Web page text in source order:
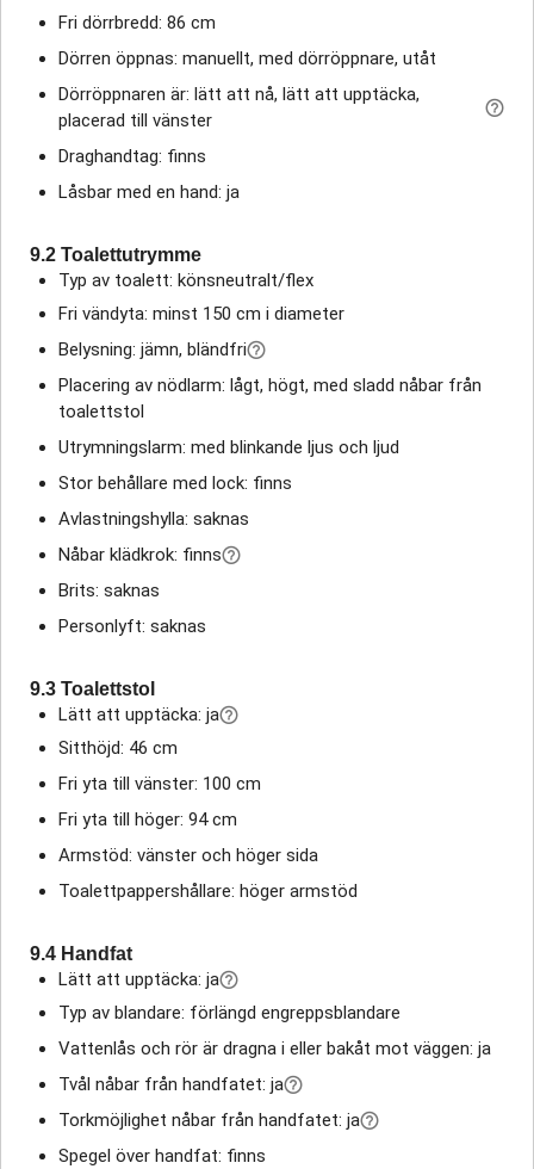
Fri dörrbredd: 86 cm
Dörren öppnas: manuellt, med dörröppnare, utåt
Dörröppnaren är: lätt att nå, lätt att upptäcka,
placerad till vänster
Draghandtag: finns
Låsbar med en hand: ja
9.2 Toalettutrymme
Typ av toalett: könsneutralt/flex
Fri vändyta: minst 150 cm i diameter
Belysning: jämn, bländfri
Placering av nödlarm: lågt, högt, med sladd nåbar från
toalettstol
Utrymningslarm: med blinkande ljus och ljud
Stor behållare med lock: finns
Avlastningshylla: saknas
Nåbar klädkrok: finns
Brits: saknas
Personlyft: saknas
9.3 Toalettstol
Lätt att upptäcka: ja
Sitthöjd: 46 cm
Fri yta till vänster: 100 cm
Fri yta till höger: 94 cm
Armstöd: vänster och höger sida
Toalettpappershållare: höger armstöd
9.4 Handfat
Lätt att upptäcka: ja
Typ av blandare: förlängd engreppsblandare
Vattenlås och rör är dragna i eller bakåt mot väggen: ja
Tvål nåbar från handfatet: ja
Torkmöjlighet nåbar från handfatet: ja
Spegel över handfat: finns